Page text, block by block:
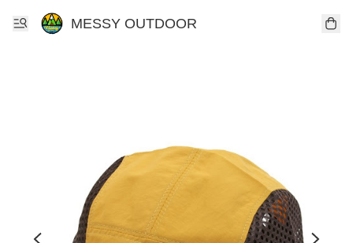
MESSY OUTDOOR